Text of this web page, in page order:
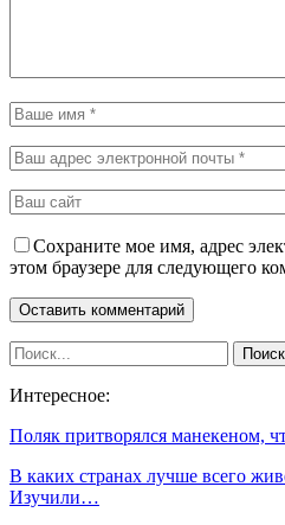
Сохраните мое имя, адрес
этом браузере для следующего
Интересное:
Поляк притворялся манекеном,
В каких странах лучше всего
Изучили…